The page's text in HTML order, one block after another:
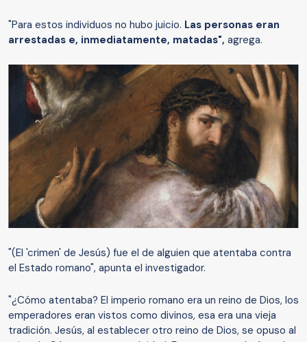
"Para estos individuos no hubo juicio. Las personas eran
arrestadas e, inmediatamente, matadas", agrega.
"(El 'crimen' de Jesús) fue el de alguien que atentaba contra
el Estado romano", apunta el investigador.
"¿Cómo atentaba? El imperio romano era un reino de Dios, los
emperadores eran vistos como divinos, esa era una vieja
tradición. Jesús, al establecer otro reino de Dios, se opuso al